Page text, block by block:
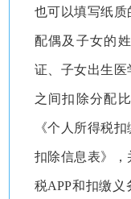
也可以填写纸
配偶及子女的
证、子女出生
之间扣除分配
《个人所得税
扣除信息表》
税APP和扣缴